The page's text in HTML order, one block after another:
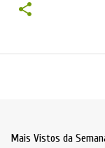
Mais Vistos da